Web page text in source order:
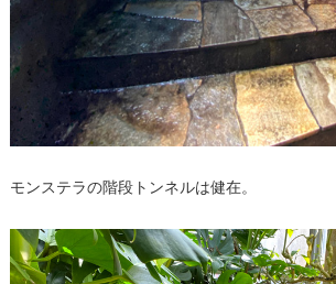
モンステラの階段トンネルは健在。